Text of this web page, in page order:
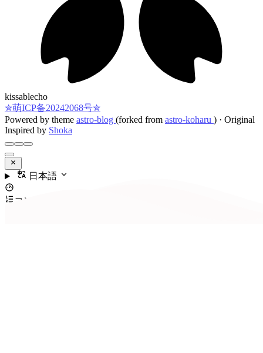
kissablecho
✮萌ICP备20242068号✮
Powered by theme astro-blog (forked from astro-koharu ) · Original
Inspired by Shoka
日本語
コンテンツ